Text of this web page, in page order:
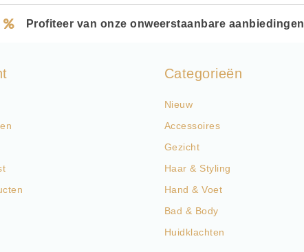
Profiteer van onze onweerstaanbare aanbiedingen
Categorieën
Nieuw
Accessoires
Gezicht
Haar & Styling
Hand & Voet
Bad & Body
Huidklachten